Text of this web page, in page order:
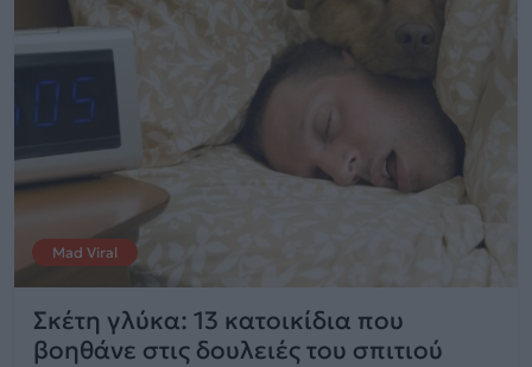
Mad Viral
Σκέτη γλύκα: 13 κατοικίδια που
βοηθάνε στις δουλειές του σπιτιού